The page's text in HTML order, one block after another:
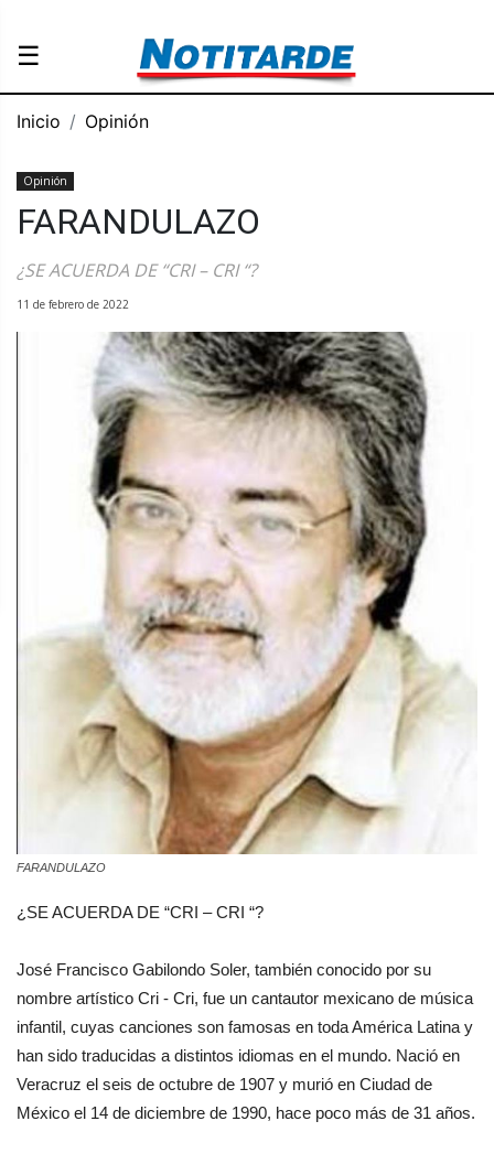
☰
Inicio Opinión
Opinión
FARANDULAZO
¿SE ACUERDA DE “CRI – CRI “?
11 de febrero de 2022
FARANDULAZO
¿SE ACUERDA DE “CRI – CRI “?
José Francisco Gabilondo Soler, también conocido por su
nombre artístico Cri - Cri, fue un cantautor mexicano de música
infantil, cuyas canciones son famosas en toda América Latina y
han sido traducidas a distintos idiomas en el mundo. Nació en
Veracruz el seis de octubre de 1907 y murió en Ciudad de
México el 14 de diciembre de 1990, hace poco más de 31 años.